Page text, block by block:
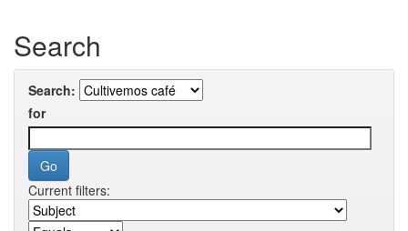
Search
Search:
for
Current filters: